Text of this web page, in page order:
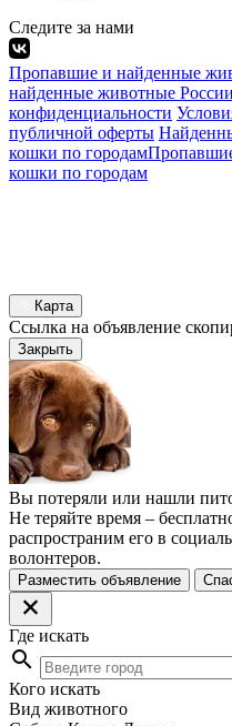
Следите за нами
Пропавшие и найденные
найденные животные
конфиденциальности
публичной оферты
кошки по городам
кошки по городам
Карта
Ссылка на объявление
Закрыть
Вы потеряли или нашли
Не теряйте время –
распространим его в
волонтеров.
Разместить объявление
Где искать
search
Кого искать
Вид животного